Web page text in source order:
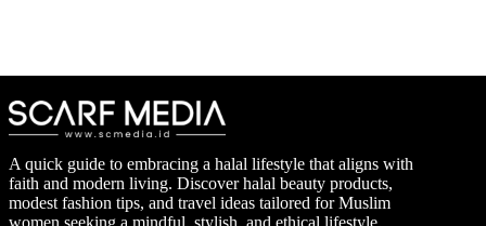
A quick guide to embracing a halal lifestyle that aligns with
faith and modern living. Discover halal beauty products,
modest fashion tips, and travel ideas tailored for Muslim
women seeking a mindful, stylish, and ethical lifestyle.